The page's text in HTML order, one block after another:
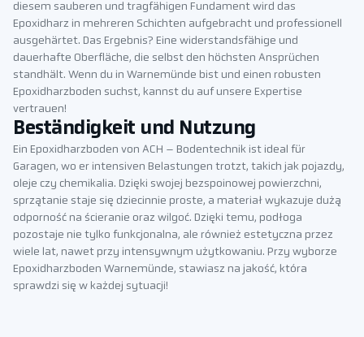
diesem sauberen und tragfähigen Fundament wird das
Epoxidharz in mehreren Schichten aufgebracht und professionell
ausgehärtet. Das Ergebnis? Eine widerstandsfähige und
dauerhafte Oberfläche, die selbst den höchsten Ansprüchen
standhält. Wenn du in Warnemünde bist und einen robusten
Epoxidharzboden suchst, kannst du auf unsere Expertise
vertrauen!
Beständigkeit und Nutzung
Ein Epoxidharzboden von ACH – Bodentechnik ist ideal für
Garagen, wo er intensiven Belastungen trotzt, takich jak pojazdy,
oleje czy chemikalia. Dzięki swojej bezspoinowej powierzchni,
sprzątanie staje się dziecinnie proste, a materiał wykazuje dużą
odporność na ścieranie oraz wilgoć. Dzięki temu, podłoga
pozostaje nie tylko funkcjonalna, ale również estetyczna przez
wiele lat, nawet przy intensywnym użytkowaniu. Przy wyborze
Epoxidharzboden Warnemünde, stawiasz na jakość, która
sprawdzi się w każdej sytuacji!